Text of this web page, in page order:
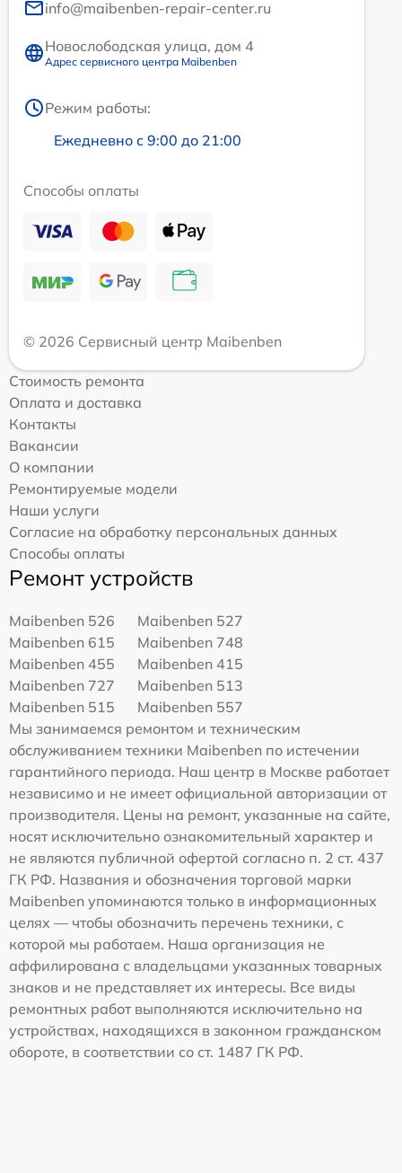
info@maibenben-repair-center.ru
Новослободская улица, дом 4
Адрес сервисного центра Maibenben
Режим работы:
Ежедневно с 9:00 до 21:00
Способы оплаты
© 2026 Сервисный центр Maibenben
Стоимость ремонта
Оплата и доставка
Контакты
Вакансии
О компании
Ремонтируемые модели
Наши услуги
Согласие на обработку персональных данных
Способы оплаты
Ремонт устройств
Maibenben 526
Maibenben 527
Maibenben 615
Maibenben 748
Maibenben 455
Maibenben 415
Maibenben 727
Maibenben 513
Maibenben 515
Maibenben 557
Мы занимаемся ремонтом и техническим
обслуживанием техники Maibenben по истечении
гарантийного периода. Наш центр в Москве работает
независимо и не имеет официальной авторизации от
производителя. Цены на ремонт, указанные на сайте,
носят исключительно ознакомительный характер и
не являются публичной офертой согласно п. 2 ст. 437
ГК РФ. Названия и обозначения торговой марки
Maibenben упоминаются только в информационных
целях — чтобы обозначить перечень техники, с
которой мы работаем. Наша организация не
аффилирована с владельцами указанных товарных
знаков и не представляет их интересы. Все виды
ремонтных работ выполняются исключительно на
устройствах, находящихся в законном гражданском
обороте, в соответствии со ст. 1487 ГК РФ.